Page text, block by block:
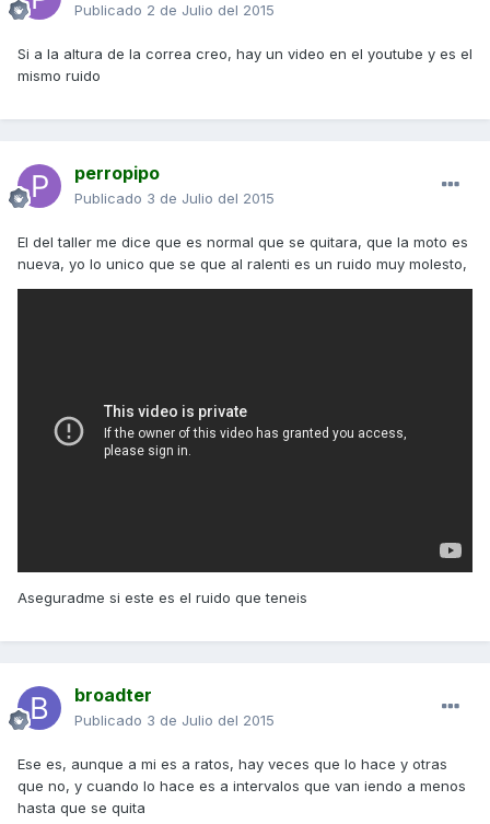
Publicado 2 de Julio del 2015
Si a la altura de la correa creo, hay un video en el youtube y es el
mismo ruido
perropipo
Publicado 3 de Julio del 2015
El del taller me dice que es normal que se quitara, que la moto es
nueva, yo lo unico que se que al ralenti es un ruido muy molesto,
Aseguradme si este es el ruido que teneis
broadter
Publicado 3 de Julio del 2015
Ese es, aunque a mi es a ratos, hay veces que lo hace y otras
que no, y cuando lo hace es a intervalos que van iendo a menos
hasta que se quita